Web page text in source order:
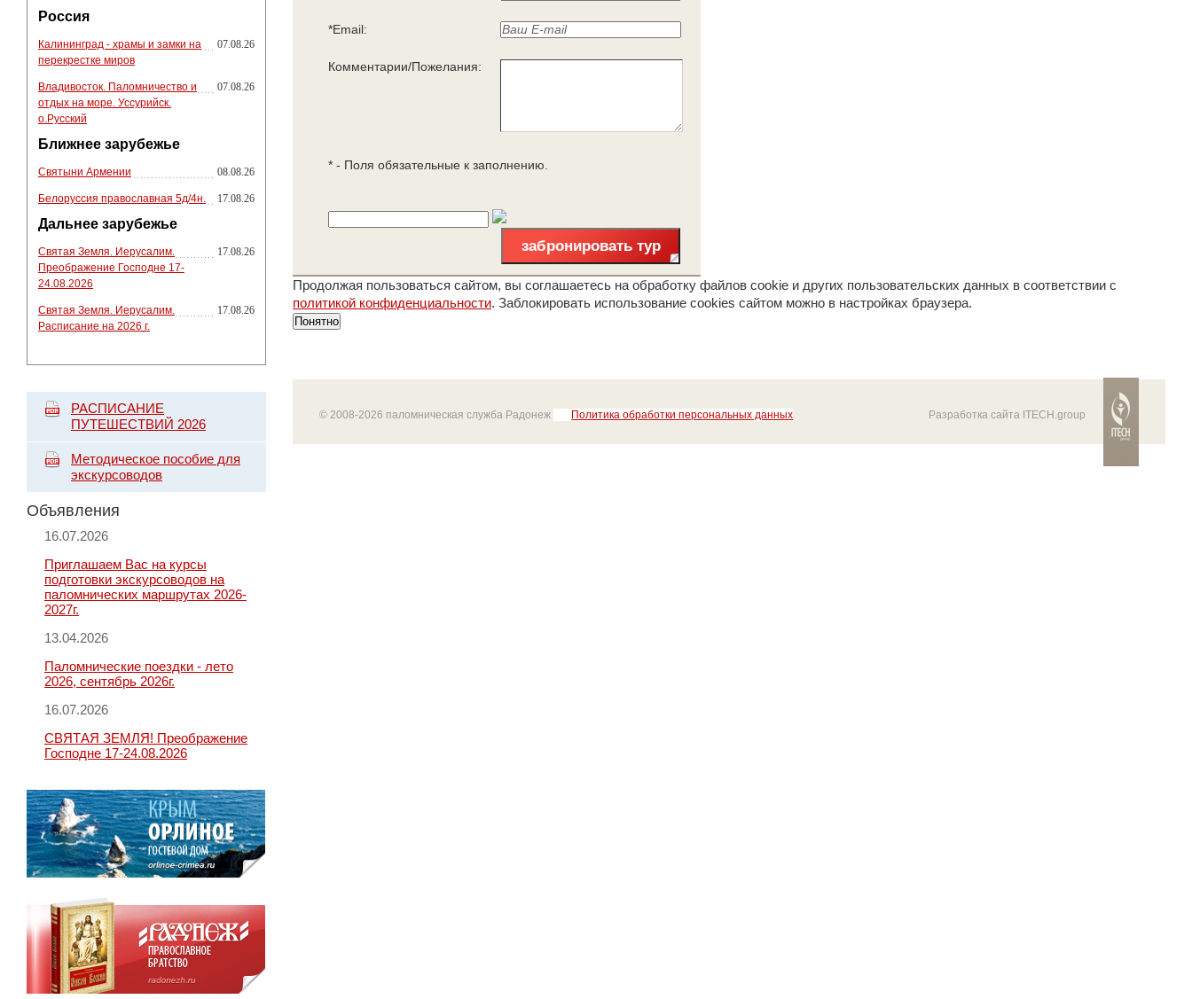
Россия
Калининград - храмы и замки на
перекрестке миров
07.08.26
Владивосток. Паломничество и
отдых на море. Уссурийск.
о.Русский
07.08.26
Ближнее зарубежье
Святыни Армении 08.08.26
Белоруссия православная 5д/4н. 17.08.26
Дальнее зарубежье
Святая Земля. Иерусалим.
Преображение Господне 17-
24.08.2026
17.08.26
Святая Земля. Иерусалим.
Расписание на 2026 г.
17.08.26
РАСПИСАНИЕ
ПУТЕШЕСТВИЙ 2026
Методическое пособие для
экскурсоводов
Объявления
16.07.2026
Приглашаем Вас на курсы
подготовки экскурсоводов на
паломнических маршрутах 2026-
2027г.
13.04.2026
Паломнические поездки - лето
2026, сентябрь 2026г.
16.07.2026
СВЯТАЯ ЗЕМЛЯ! Преображение
Господне 17-24.08.2026
*Email:
Комментарии/Пожелания:
* - Поля обязательные к заполнению.
забронировать тур
Продолжая пользоваться сайтом, вы соглашаетесь на обработку файлов cookie и других пользовательских данных в соответствии с
политикой конфиденциальности. Заблокировать использование cookies сайтом можно в настройках браузера.
Понятно
© 2008-2026 паломническая служба Радонеж Политика обработки персональных данных Разработка сайта ITECH.group